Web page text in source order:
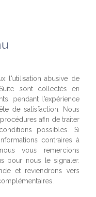
l'utilisation abusive de
sont collectés en
pendant l’expérience
de satisfaction. Nous
afin de traiter
possibles. Si
contraires à
vous remercions
pour nous le signaler.
et reviendrons vers